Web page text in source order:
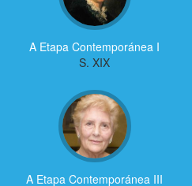
A Etapa Contemporánea I
S. XIX
A Etapa Contemporánea III